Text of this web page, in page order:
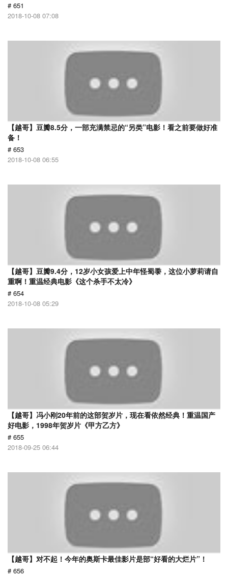
# 651
2018-10-08 07:08
【越哥】豆瓣8.5分，一部充满禁忌的“另类”电影！看之前要做好准
备！
# 653
2018-10-08 06:55
【越哥】豆瓣9.4分，12岁小女孩爱上中年怪蜀黍，这位小萝莉请自
重啊！重温经典电影《这个杀手不太冷》
# 654
2018-10-08 05:29
【越哥】冯小刚20年前的这部贺岁片，现在看依然经典！重温国产
好电影，1998年贺岁片《甲方乙方》
# 655
2018-09-25 06:44
【越哥】对不起！今年的奥斯卡最佳影片是部“好看的大烂片”！
# 656